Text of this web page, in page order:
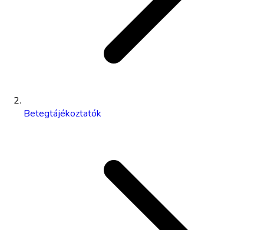
Betegtájékoztatók